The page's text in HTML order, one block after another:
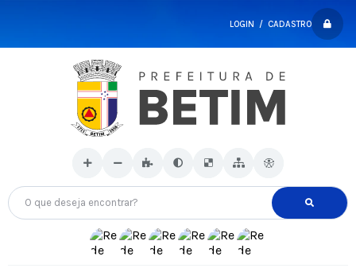
LOGIN / CADASTRO
O que deseja encontrar?